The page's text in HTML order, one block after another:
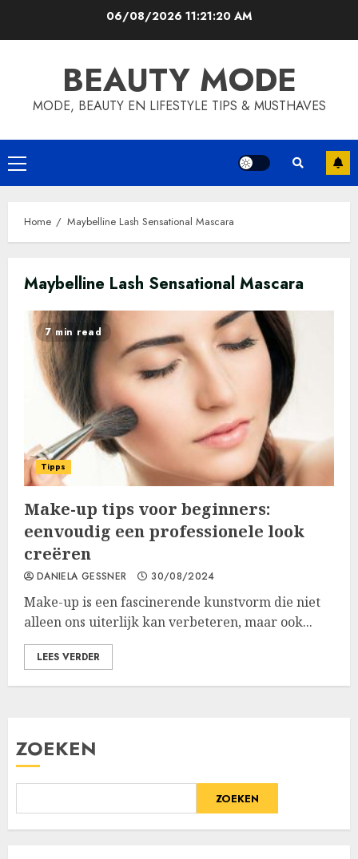
06/08/2026 11:21:20 AM
BEAUTY MODE
MODE, BEAUTY EN LIFESTYLE TIPS & MUSTHAVES
Primary
Menu
Home Maybelline Lash Sensational Mascara
Maybelline Lash Sensational Mascara
7 min read
Tipps
Make-up tips voor beginners:
eenvoudig een professionele look
creëren
DANIELA GESSNER 30/08/2024
Make-up is een fascinerende kunstvorm die niet
alleen ons uiterlijk kan verbeteren, maar ook...
LEES VERDER
ZOEKEN
ZOEKEN